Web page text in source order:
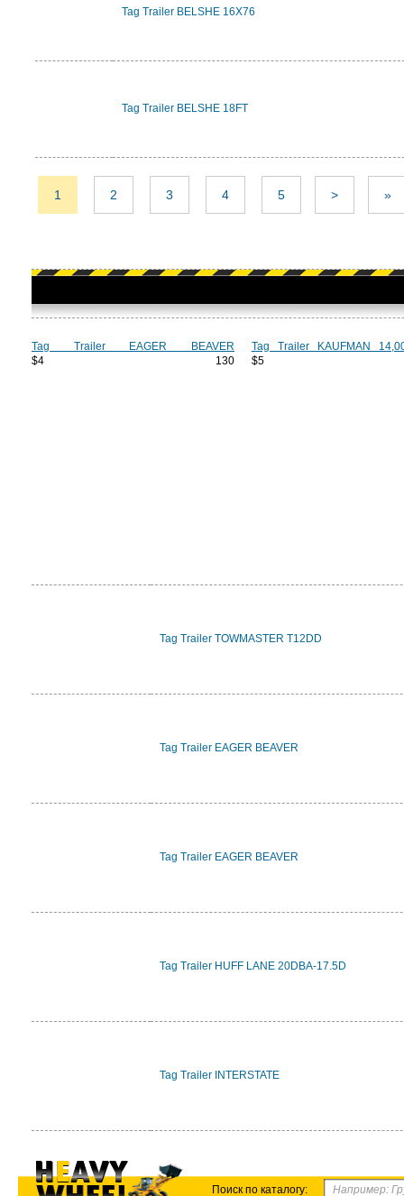
Tag Trailer BELSHE 16X76
Tag Trailer BELSHE 18FT
1 2 3 4 5 > »
Tag Trailer EAGER BEAVER
$4 130
Tag Trailer KAUFMAN
$5
Tag Trailer TOWMASTER T12DD
Tag Trailer EAGER BEAVER
Tag Trailer EAGER BEAVER
Tag Trailer HUFF LANE 20DBA-17.5D
Tag Trailer INTERSTATE
Поиск по каталогу: